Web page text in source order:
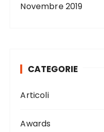
Novembre 2019
CATEGORIE
Articoli
Awards